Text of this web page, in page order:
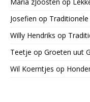
Josefien op
Willy Hendriks op
Teetje op Groeten uut
Wil Koerntjes op